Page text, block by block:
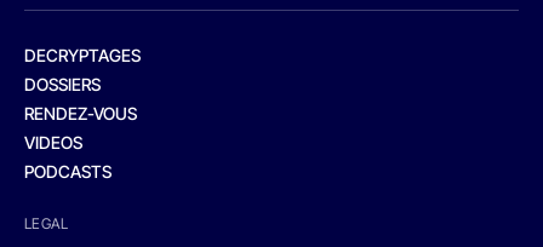
DECRYPTAGES
DOSSIERS
RENDEZ-VOUS
VIDEOS
PODCASTS
LEGAL